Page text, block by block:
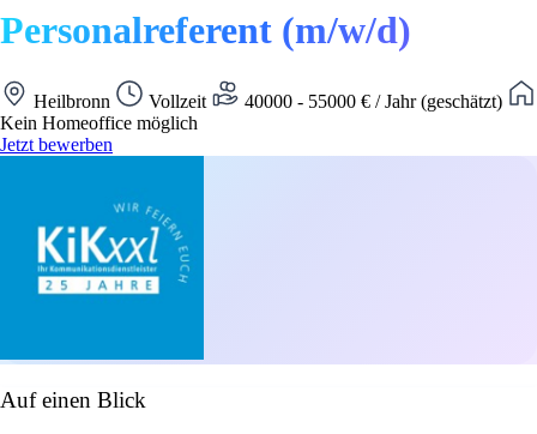
Personalreferent (m/w/d)
Heilbronn Vollzeit
40000 - 55000 € / Jahr (geschätzt)
Kein Homeoffice möglich
Jetzt bewerben
Auf einen Blick